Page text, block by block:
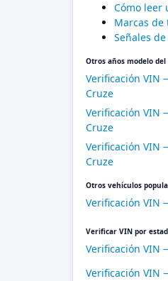
Cómo leer
Marcas
Señales
Otros años modelo
Verificación VIN
Cruze
Verificación VIN
Cruze
Verificación VIN
Cruze
Otros vehículos
Verificación VIN
Verificar VIN por
Verificación VIN
Verificación VIN